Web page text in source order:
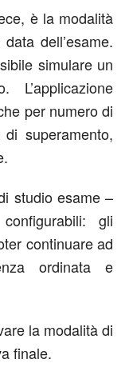
è la modalità
dell’esame.
simulare un
per numero di
superamento,
studio esame –
gli
continuare ad
ordinata e
la modalità di
finale.